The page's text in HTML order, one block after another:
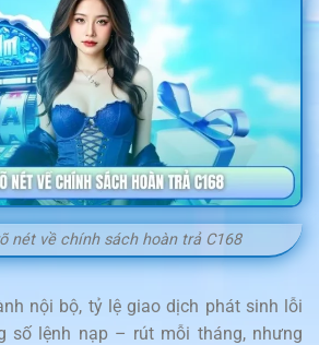
nét về chính sách hoàn trả C168
nội bộ, tỷ lệ giao dịch phát sinh lỗi
số lệnh nạp – rút mỗi tháng, nhưng